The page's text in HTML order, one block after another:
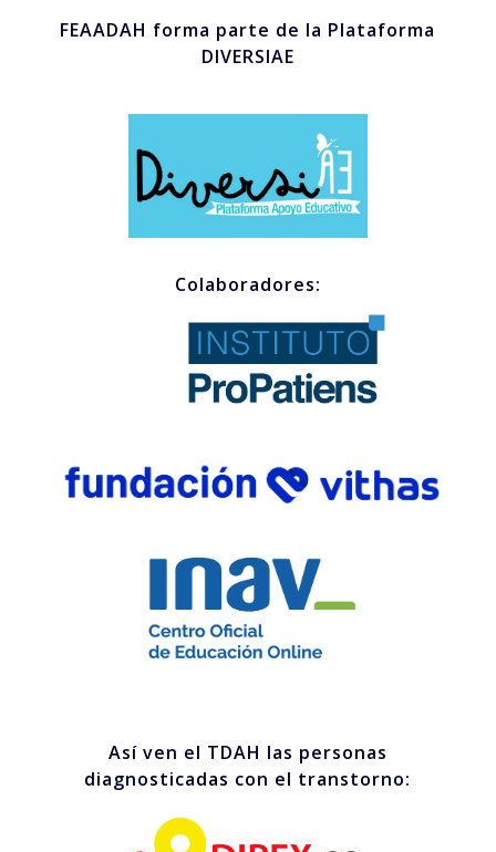
FEAADAH forma parte de la Plataforma
DIVERSIAE
Colaboradores:
Así ven el TDAH las personas
diagnosticadas con el transtorno: